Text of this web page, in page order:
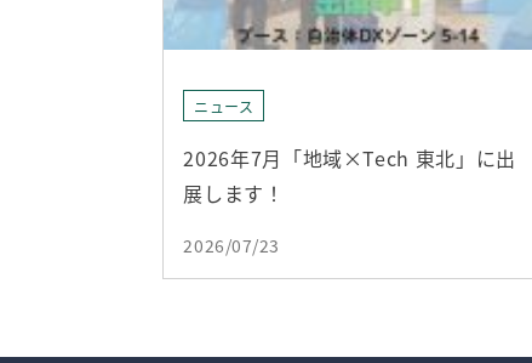
ニュース
2026年7月「地域×Tech 東北」に出
展します！
2026/07/23